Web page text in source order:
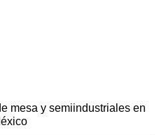
mesa y semiindustriales en